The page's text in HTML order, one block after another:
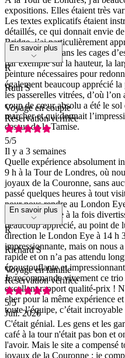
expositions. Elles étaient très
Les textes explicatifs étaient
détaillés, ce qui donnait envie
Bridge, j’ai particulièrement
d’information dans les cages
par exemple sur la hauteur, la
peinture nécessaires pour
également beaucoup apprécié
les passerelles vitrées, d’où
coup de cœur absolu a été le
marcher et qui donnait
dessus de la Tamise.
En savoir plus
R
Ruth S
Voyage en couple
Réservation vérifiée
5/5
Il y a 3 semaines
Quelle expérience absolument
9 h à la Tour de Londres, où
joyaux de la Couronne, sans
passé quelques heures à tout
pour nous rendre au London
un commentaire à la fois
beaucoup apprécié, au point de
direction le London Eye à 14 h
impressionnante, mais on nous
rapide et on n’a pas attendu
époustouflante et
Je recommande vivement ce
excellent rapport qualité-prix !
cher pour la même expérience
toute l’équipe, c’était incroyable
En savoir plus
R
Richard S
Voyage en famille
Réservation vérifiée
5/5
Juil. 2026
C'était génial. Les gens et les
café à la tour n'était pas bon et
l'avoir. Mais le site a compensé
joyaux de la Couronne ; je